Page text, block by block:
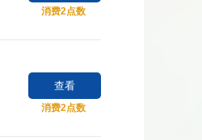
消费2点数
查看
消费2点数